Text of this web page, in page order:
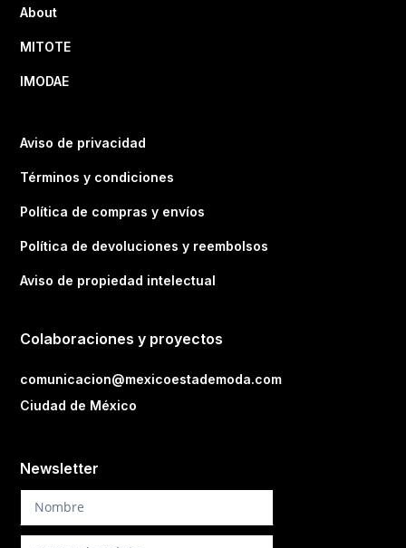
About
MITOTE
IMODAE
Aviso de privacidad
Términos y condiciones
Política de compras y envíos
Política de devoluciones y reembolsos
Aviso de propiedad intelectual
Colaboraciones y proyectos
comunicacion@mexicoestademoda.com
Ciudad de México
Newsletter
Newsletter